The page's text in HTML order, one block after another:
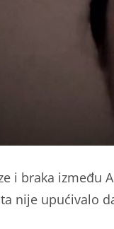
i braka između
nije upućivalo